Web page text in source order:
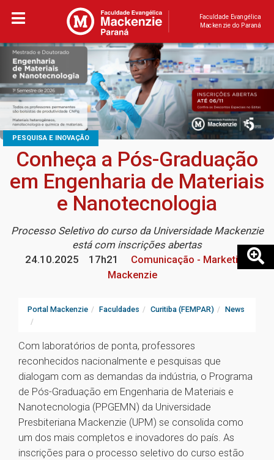
Faculdade Evangélica
Mackenzie do Paraná
PESQUISA E INOVAÇÃO
Conheça a Pós-Graduação
em Engenharia de Materiais
e Nanotecnologia
Processo Seletivo do curso da Universidade Mackenzie
está com inscrições abertas
24.10.2025
17h21
Comunicação - Marketing
Mackenzie
Portal Mackenzie Faculdades Curitiba (FEMPAR) News
Com laboratórios de ponta, professores
reconhecidos nacionalmente e pesquisas que
dialogam com as demandas da indústria, o Programa
de Pós-Graduação em Engenharia de Materiais e
Nanotecnologia (PPGEMN) da Universidade
Presbiteriana Mackenzie (UPM) se consolida como
um dos mais completos e inovadores do país. As
inscrições para o processo seletivo do curso estão